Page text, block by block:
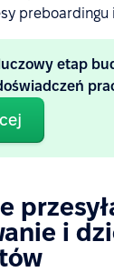
preboardingu
etap
i